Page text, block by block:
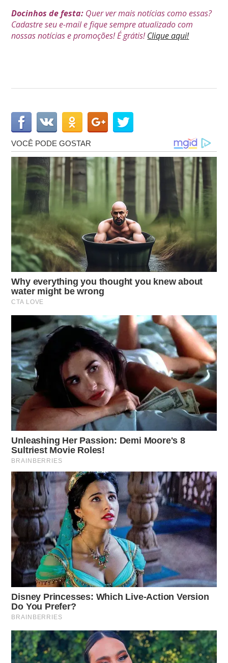
Docinhos de festa: Quer ver mais notícias como essas?
Cadastre seu e-mail e fique sempre atualizado com
nossas notícias e promoções! É grátis!Clique aqui!